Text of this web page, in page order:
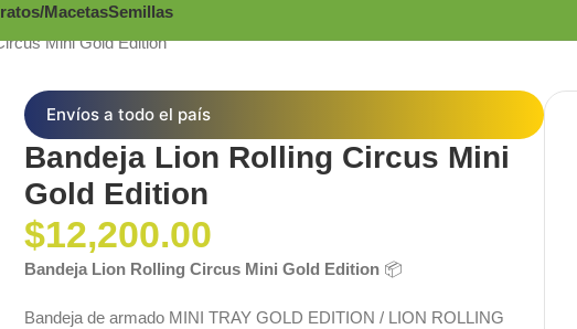
MacetasSemillas
Mini Gold Edition
Envíos a todo el país
Bandeja Lion Rolling Circus Mini
Gold Edition
$12,200.00
Bandeja Lion Rolling Circus Mini Gold Edition 📦
Bandeja de armado MINI TRAY GOLD EDITION / LION ROLLING